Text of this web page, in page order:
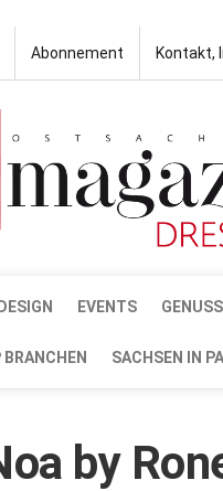
Abonnement Kontakt,
EVENTS GENUSS
BRANCHEN SACHSEN IN
by